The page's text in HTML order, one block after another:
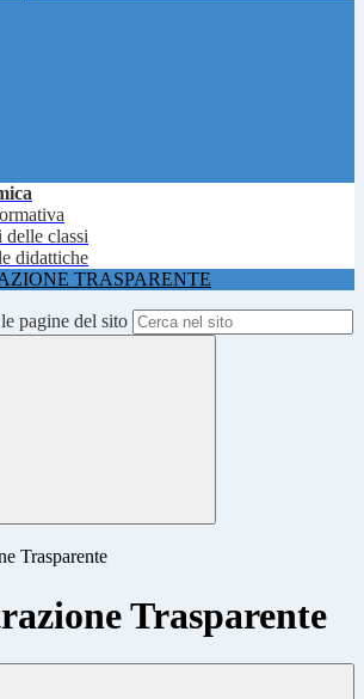
delle classi
didattiche
TRASPARENTE
pagine del sito
Trasparente
Trasparente